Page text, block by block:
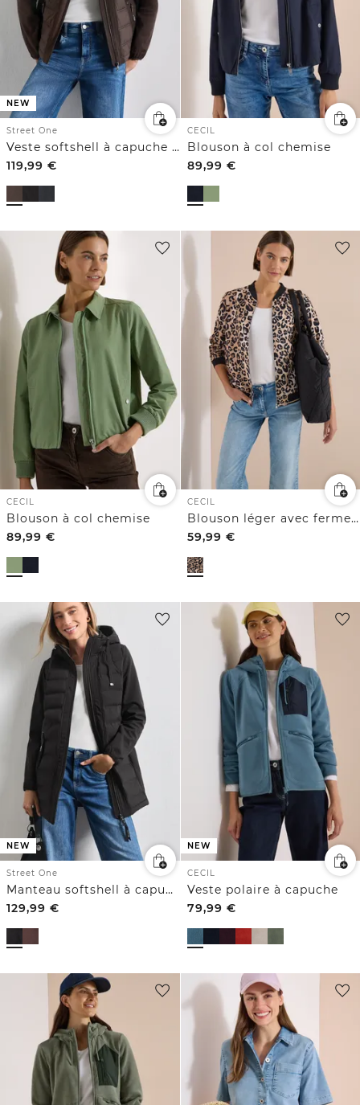
NEW
Street One
Veste softshell à capuche avec détails matelassés
119,99 €
CECIL
Blouson à col chemise
89,99 €
CECIL
Blouson à col chemise
89,99 €
CECIL
Blouson léger avec fermeture zip et imprimé léopard
59,99 €
NEW
Street One
Manteau softshell à capuche et détails matelassés
129,99 €
NEW
CECIL
Veste polaire à capuche
79,99 €